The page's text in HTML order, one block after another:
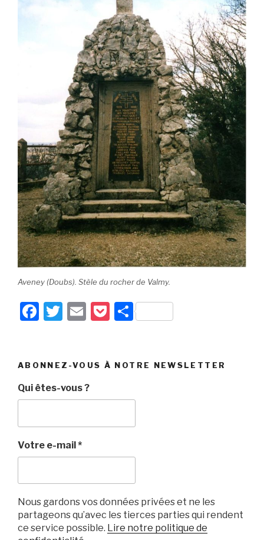
Aveney (Doubs). Stèle du rocher de Valmy.
F
e
b
o
o
k
T
er
E
P
k
P
g
ABONNEZ-VOUS À NOTRE NEWSLETTER
Qui êtes-vous ?
Votre e-mail*
Nous gardons vos données privées et ne les
partageons qu’avec les tierces parties qui rendent
ce service possible. Lire notre politique de